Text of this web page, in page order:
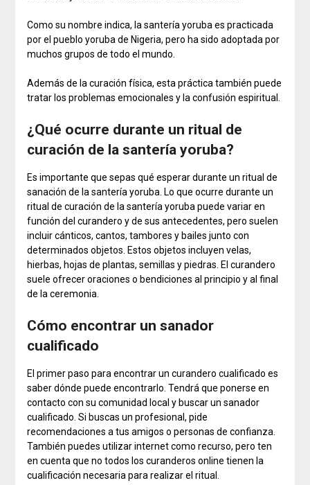
Como su nombre indica, la santería yoruba es practicada
por el pueblo yoruba de Nigeria, pero ha sido adoptada por
muchos grupos de todo el mundo.
Además de la curación física, esta práctica también puede
tratar los problemas emocionales y la confusión espiritual.
¿Qué ocurre durante un ritual de
curación de la santería yoruba?
Es importante que sepas qué esperar durante un ritual de
sanación de la santería yoruba. Lo que ocurre durante un
ritual de curación de la santería yoruba puede variar en
función del curandero y de sus antecedentes, pero suelen
incluir cánticos, cantos, tambores y bailes junto con
determinados objetos. Estos objetos incluyen velas,
hierbas, hojas de plantas, semillas y piedras. El curandero
suele ofrecer oraciones o bendiciones al principio y al final
de la ceremonia.
Cómo encontrar un sanador
cualificado
El primer paso para encontrar un curandero cualificado es
saber dónde puede encontrarlo. Tendrá que ponerse en
contacto con su comunidad local y buscar un sanador
cualificado. Si buscas un profesional, pide
recomendaciones a tus amigos o personas de confianza.
También puedes utilizar internet como recurso, pero ten
en cuenta que no todos los curanderos online tienen la
cualificación necesaria para realizar el ritual.